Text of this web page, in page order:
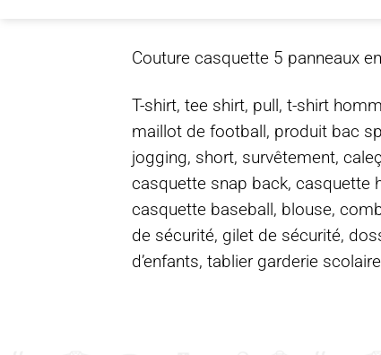
Couture casquette 5 panneaux
T-shirt, tee shirt, pull, t-shirt
maillot de football, produit bac
jogging, short, survêtement,
casquette snap back, casquette
casquette baseball, blouse,
de sécurité, gilet de sécurité,
d’enfants, tablier garderie